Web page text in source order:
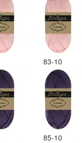
83-10
85-10